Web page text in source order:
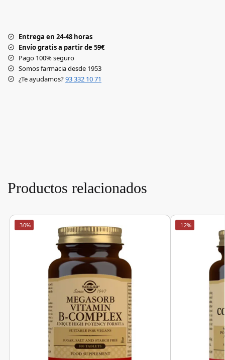
Entrega en 24-48 horas
Envío gratis a partir de 59€
Pago 100% seguro
Somos farmacia desde 1953
¿Te ayudamos?93 332 10 71
Productos relacionados
-30% -12%